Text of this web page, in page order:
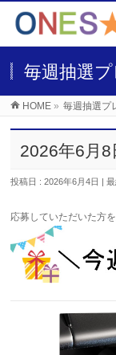
毎週抽選
HOME » 毎週抽選プ
2026年6月8
投稿日 : 2026年6月4日
応募していただいた方